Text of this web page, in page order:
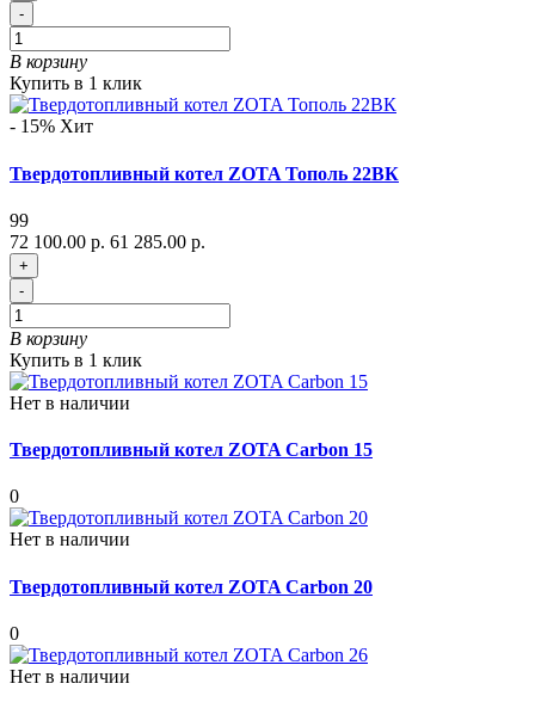
-
В корзину
Купить в 1 клик
- 15% Хит
Твердотопливный котел ZOTA Тополь 22ВК
99
72 100.00 р. 61 285.00 р.
+
-
В корзину
Купить в 1 клик
Нет в наличии
Твердотопливный котел ZOTA Сarbon 15
0
Нет в наличии
Твердотопливный котел ZOTA Сarbon 20
0
Нет в наличии